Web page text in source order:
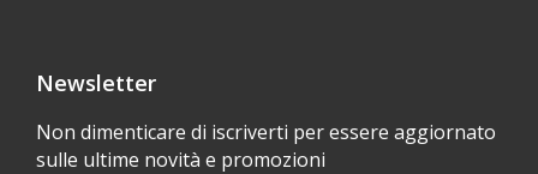
Newsletter
Non dimenticare di iscriverti per essere aggiornato
sulle ultime novità e promozioni